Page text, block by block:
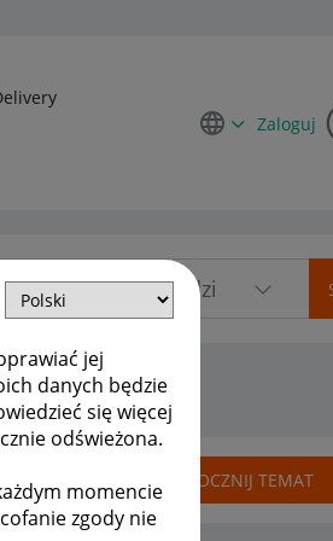
jej
danych będzie
się więcej
odświeżona.
momencie
zgody nie
Zaloguj
ROZPOCZNIJ TEMAT